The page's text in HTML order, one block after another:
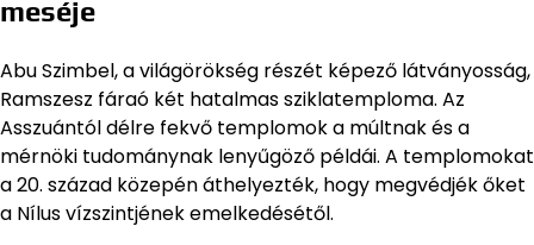
meséje
Abu Szimbel, a világörökség részét képező látványosság,
Ramszesz fáraó két hatalmas sziklatemploma. Az
Asszuántól délre fekvő templomok a múltnak és a
mérnöki tudománynak lenyűgöző példái. A templomokat
a 20. század közepén áthelyezték, hogy megvédjék őket
a Nílus vízszintjének emelkedésétől.